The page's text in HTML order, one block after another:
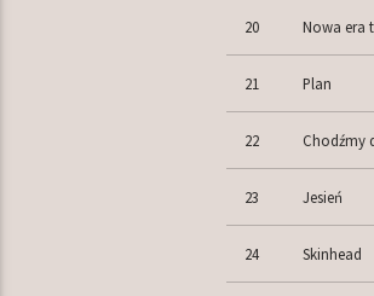
20 Nowa era
21 Plan
22 Chodźmy
23 Jesień
24 Skinhead